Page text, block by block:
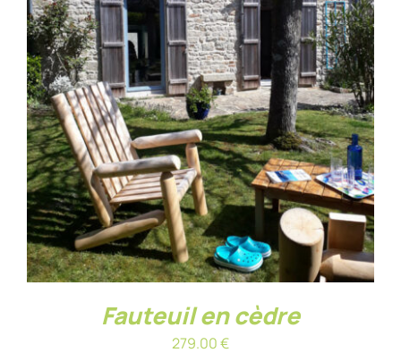
AJOUTER AU PANIER
DÉTAILS
Fauteuil en cèdre
279.00€